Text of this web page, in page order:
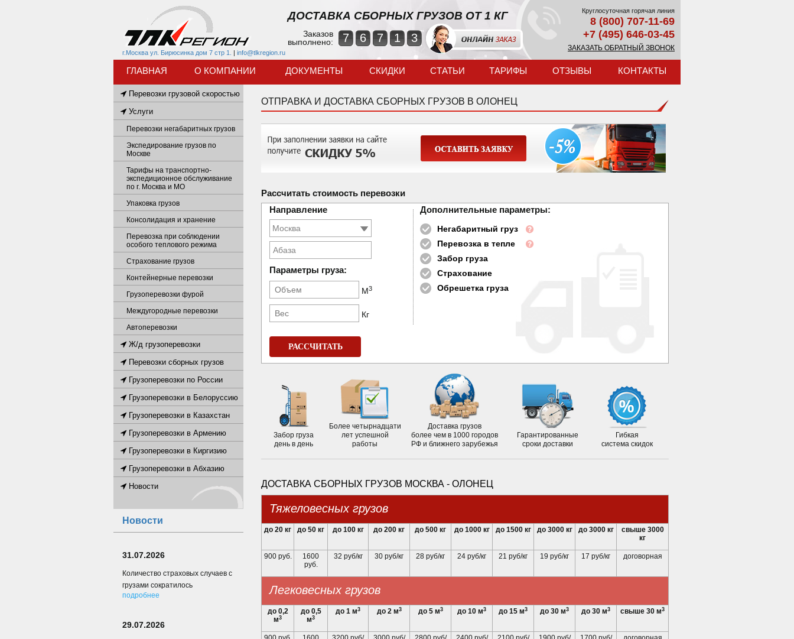
г.Москва ул. Бирюсинка дом 7 стр 1. | info@tlkregion.ru
ДОСТАВКА СБОРНЫХ ГРУЗОВ ОТ 1 КГ
Заказов
выполнено:
7 6 7 1 3
Круглосуточная горячая линия
8 (800) 707-11-69
+7 (495) 646-03-45
ЗАКАЗАТЬ ОБРАТНЫЙ ЗВОНОК
ГЛАВНАЯ О КОМПАНИИ ДОКУМЕНТЫ СКИДКИ СТАТЬИ ТАРИФЫ ОТЗЫВЫ КОНТАКТЫ
ОТПРАВКА И ДОСТАВКА СБОРНЫХ ГРУЗОВ В ОЛОНЕЦ
Рассчитать стоимость перевозки
Направление
Абаза
Параметры груза:
М3
Кг
Дополнительные параметры:
Негабаритный груз
Перевозка в тепле
Забор груза
Страхование
Обрешетка груза
РАССЧИТАТЬ
Забор груза
день в день
Более четырнадцати
лет успешной
работы
Доставка грузов
более чем в 1000 городов
РФ и ближнего зарубежья
Гарантированные
сроки доставки
Гибкая
система скидок
ДОСТАВКА СБОРНЫХ ГРУЗОВ МОСКВА - ОЛОНЕЦ
Тяжеловесных грузов
до 20 кг до 50 кг до 100 кг до 200 кг до 500 кг до 1000 кг до 1500 кг до 3000 кг до 3000 кг
свыше 3000
кг
900 руб.
1600
руб.
32 руб/кг 30 руб/кг 28 руб/кг 24 руб/кг 21 руб/кг 19 руб/кг 17 руб/кг договорная
Легковесных грузов
до 0,2
м3
до 0,5
м3
до 1 м3 до 2 м3 до 5 м3 до 10 м3 до 15 м3 до 30 м3 до 30 м3 свыше 30 м3
Перевозки грузовой скоростью
Услуги
Перевозки негабаритных грузов
Экспедирование грузов по
Москве
Тарифы на транспортно-
экспедиционное обслуживание
по г. Москва и МО
Упаковка грузов
Консолидация и хранение
Перевозка при соблюдении
особого теплового режима
Страхование грузов
Контейнерные перевозки
Грузоперевозки фурой
Междугородные перевозки
Автоперевозки
Ж/д грузоперевозки
Перевозки сборных грузов
Грузоперевозки по России
Грузоперевозки в Белоруссию
Грузоперевозки в Казахстан
Грузоперевозки в Армению
Грузоперевозки в Киргизию
Грузоперевозки в Абхазию
Новости
Новости
31.07.2026
Количество страховых случаев с
грузами сократилось
подробнее
29.07.2026